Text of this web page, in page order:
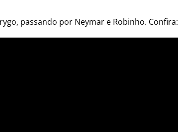
passando por Neymar e Robinho. Confira: